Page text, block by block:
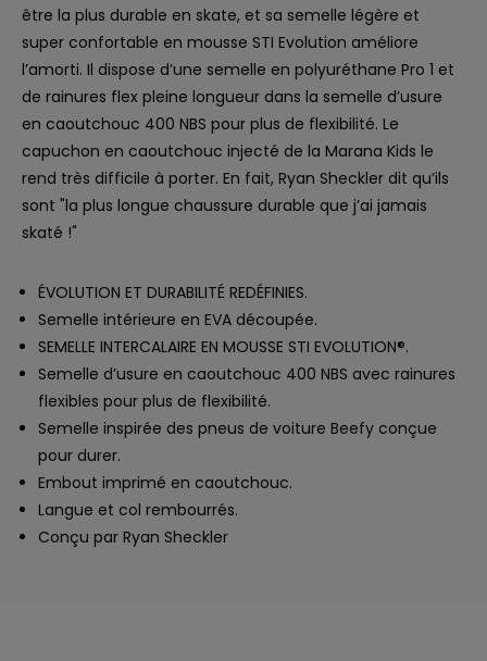
être la plus durable en skate, et sa semelle légère et
super confortable en mousse STI Evolution améliore
l’amorti. Il dispose d’une semelle en polyuréthane Pro 1 et
de rainures flex pleine longueur dans la semelle d’usure
en caoutchouc 400 NBS pour plus de flexibilité. Le
capuchon en caoutchouc injecté de la Marana Kids le
rend très difficile à porter. En fait, Ryan Sheckler dit qu’ils
sont "la plus longue chaussure durable que j’ai jamais
skaté !"
ÉVOLUTION ET DURABILITÉ REDÉFINIES.
Semelle intérieure en EVA découpée.
SEMELLE INTERCALAIRE EN MOUSSE STI EVOLUTION®.
Semelle d’usure en caoutchouc 400 NBS avec rainures
flexibles pour plus de flexibilité.
Semelle inspirée des pneus de voiture Beefy conçue
pour durer.
Embout imprimé en caoutchouc.
Langue et col rembourrés.
Conçu par Ryan Sheckler